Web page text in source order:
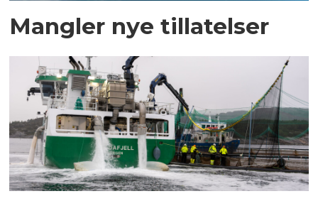
Mangler nye tillatelser